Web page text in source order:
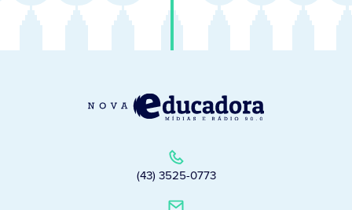
(43) 3525-0773